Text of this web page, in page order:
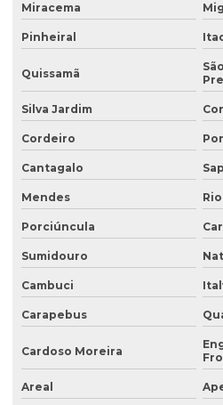
Coleta de amostra de água para
Coleta de amostras de água
Coleta de amostras de água e
Coleta de efluentes líquidos
Consultoria ambiental
Consultoria ambiental para
Consultoria ambiental e florestal
Consultoria ambiental rural
Consultoria ambiental serviços
Miracema
Pinheiral
Quissamã
Silva Jardim
Cordeiro
Cantagalo
Mendes
Porciúncula
Sumidouro
Cambuci
Carapebus
Cardoso Moreira
Areal